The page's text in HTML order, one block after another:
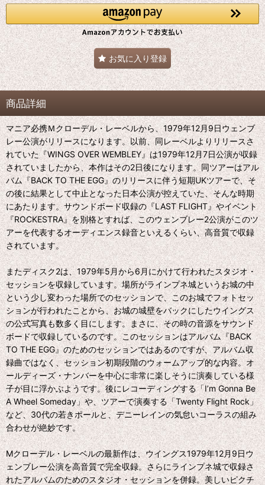
お気に入り登録
商品詳細
マニア必携Ｍクローデル・レーベルから、1979年12月9日ウェンブ
レー公演がリリースになります。以前、同レーベルよりリリースさ
れていた『WINGS OVER WEMBLEY』は1979年12月7日公演が収録
されていましたから、本作はその2日後になります。同ツアーはアル
バム『BACK TO THE EGG』のリリースに伴う短期UKツアーで、そ
の後に結果として中止となった日本公演が控えていた、そんな時期
にあたります。サウンドボード収録の『LAST FLIGHT』やイベント
『ROCKESTRA』を別格とすれば、このウェンブレー2公演がこのツ
アーを代表するオーディエンス録音といえるくらい、高音質で収録
されています。
またディスク2は、1979年5月から6月にかけて行われたスタジオ・
セッションを収録しています。場所がラインプネ城というお城の中
という少し変わった場所でのセッションで、このお城でフォトセッ
ションが行われたことから、お城の城壁をバックにしたウイングス
の公式写真も数多く目にします。まさに、その時の音源をサウンド
ボードで収録しているのです。このセッションはアルバム『BACK
TO THE EGG』のためのセッションではあるのですが、アルバム収
録曲ではなく、セッション初期段階のウォームアップ的な内容。オ
ールディーズ・ナンバーを中心に非常に楽しそうに演奏している様
子が目に浮かぶようです。後にレコーディングする「I’m Gonna Be
A Wheel Someday」や、ツアーで演奏する「Twenty Flight Rock」
など、30代の若きポールと、デニーレインの気怠いコーラスの組み
合わせが絶妙です。
Mクローデル・レーベルの最新作は、ウイングス1979年12月9日ウ
ェンブレー公演を高音質で完全収録。さらにラインプネ城で収録さ
れたアルバムのためのスタジオ・セッションを併録。美しいピクチ